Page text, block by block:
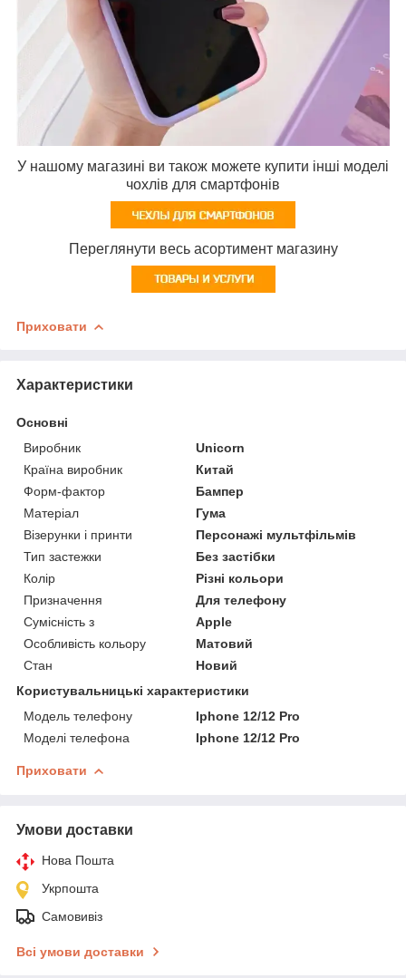
У нашому магазині ви також можете купити інші моделі
чохлів для смартфонів
Переглянути весь асортимент магазину
Приховати
Характеристики
Основні
Виробник
Unicorn
Країна виробник
Китай
Форм-фактор
Бампер
Матеріал
Гума
Візерунки і принти
Персонажі мультфільмів
Тип застежки
Без застібки
Колір
Різні кольори
Призначення
Для телефону
Сумісність з
Apple
Особливість кольору
Матовий
Стан
Новий
Користувальницькі характеристики
Модель телефону
Iphone 12/12 Pro
Моделі телефона
Iphone 12/12 Pro
Приховати
Умови доставки
Нова Пошта
Укрпошта
Самовивіз
Всі умови доставки